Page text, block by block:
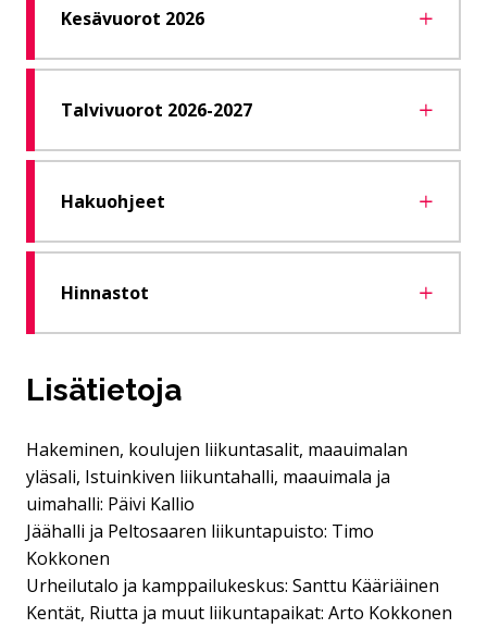
Kesävuorot 2026
Talvivuorot 2026-2027
Hakuohjeet
Hinnastot
Lisätietoja
Hakeminen, koulujen liikuntasalit, maauimalan
yläsali, Istuinkiven liikuntahalli, maauimala ja
uimahalli: Päivi Kallio
Jäähalli ja Peltosaaren liikuntapuisto: Timo
Kokkonen
Urheilutalo ja kamppailukeskus: Santtu Kääriäinen
Kentät, Riutta ja muut liikuntapaikat: Arto Kokkonen